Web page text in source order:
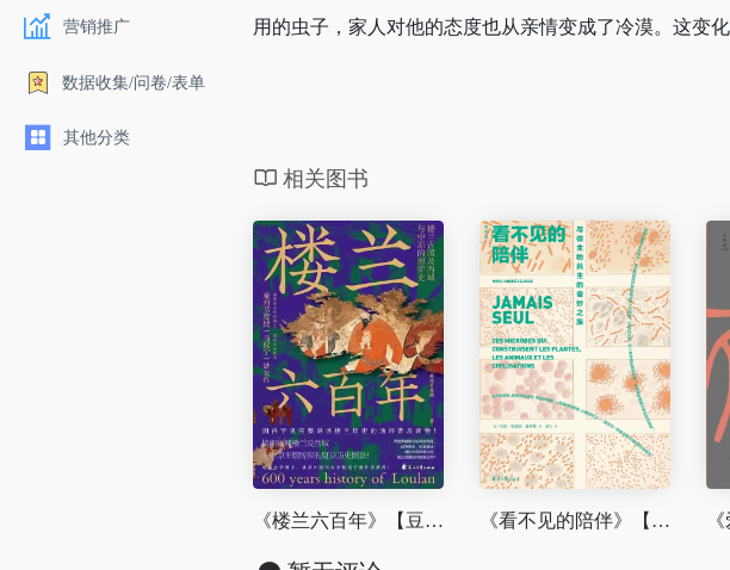
营销推广
数据收集/问卷/表单
其他分类
用的虫子，家人对他的态度也从亲情变成了冷漠。这变
相关图书
《楼兰六百年》【豆瓣评分8.8】 《看不见的陪伴》【豆瓣评分8.5】